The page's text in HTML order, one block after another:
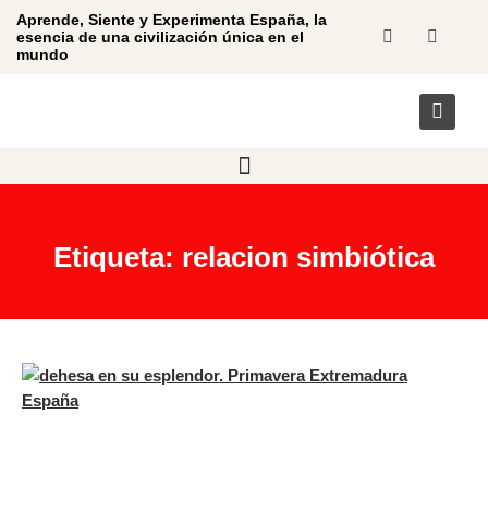
Aprende, Siente y Experimenta España, la
esencia de una civilización única en el
mundo
Etiqueta: relacion simbiótica